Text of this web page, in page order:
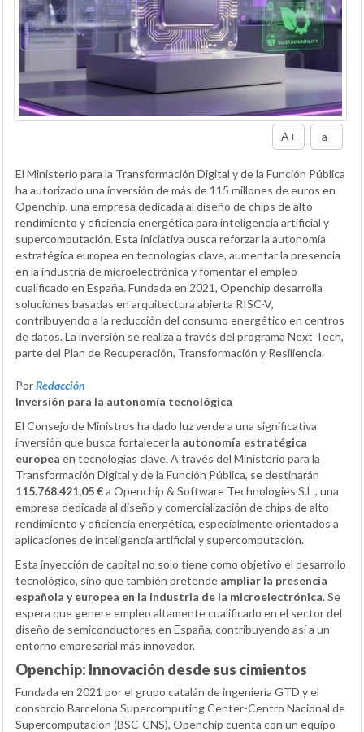
A+ a-
El Ministerio para la Transformación Digital y de la Función Pública
ha autorizado una inversión de más de 115 millones de euros en
Openchip, una empresa dedicada al diseño de chips de alto
rendimiento y eficiencia energética para inteligencia artificial y
supercomputación. Esta iniciativa busca reforzar la autonomía
estratégica europea en tecnologías clave, aumentar la presencia
en la industria de microelectrónica y fomentar el empleo
cualificado en España. Fundada en 2021, Openchip desarrolla
soluciones basadas en arquitectura abierta RISC-V,
contribuyendo a la reducción del consumo energético en centros
de datos. La inversión se realiza a través del programa Next Tech,
parte del Plan de Recuperación, Transformación y Resiliencia.
PorRedacción
Inversión para la autonomía tecnológica
El Consejo de Ministros ha dado luz verde a una significativa
inversión que busca fortalecer la autonomía estratégica
europea en tecnologías clave. A través del Ministerio para la
Transformación Digital y de la Función Pública, se destinarán
115.768.421,05 €a Openchip & Software Technologies S.L., una
empresa dedicada al diseño y comercialización de chips de alto
rendimiento y eficiencia energética, especialmente orientados a
aplicaciones de inteligencia artificial y supercomputación.
Esta inyección de capital no solo tiene como objetivo el desarrollo
tecnológico, sino que también pretende ampliar la presencia
española y europea en la industria de la microelectrónica. Se
espera que genere empleo altamente cualificado en el sector del
diseño de semiconductores en España, contribuyendo así a un
entorno empresarial más innovador.
Openchip: Innovación desde sus cimientos
Fundada en 2021 por el grupo catalán de ingeniería GTD y el
consorcio Barcelona Supercomputing Center-Centro Nacional de
Supercomputación (BSC-CNS), Openchip cuenta con un equipo